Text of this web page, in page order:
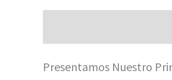
Presentamos Nuestro